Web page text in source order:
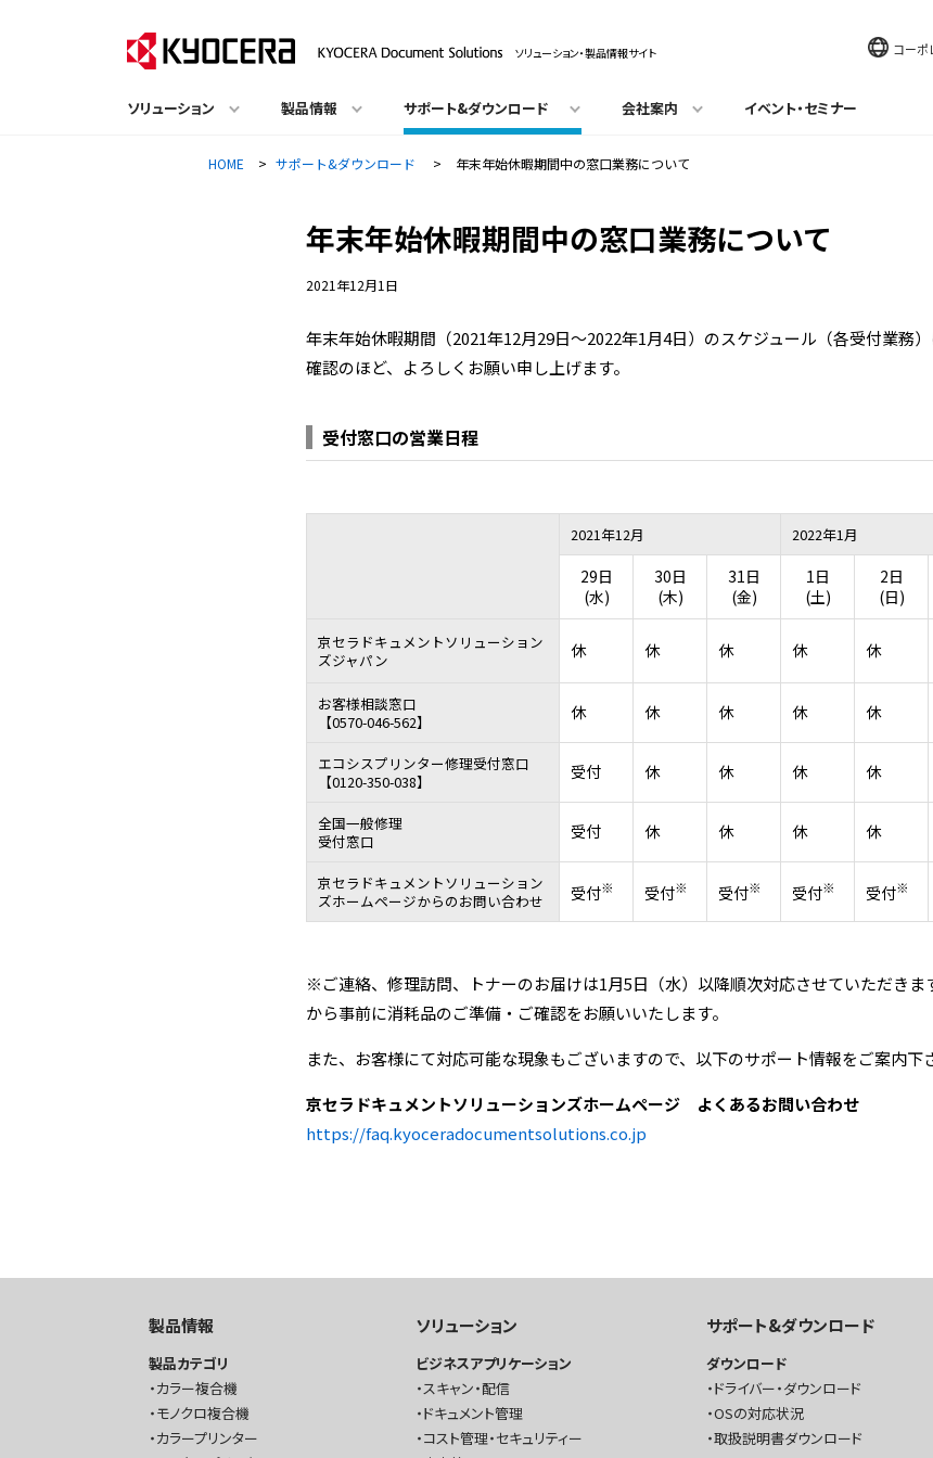
ソリューション・製品情報サイト コーポ
ソリューション 製品情報 サポート&ダウンロード 会社案内 イベント・セミナー
HOME > サポート&ダウンロード > 年末年始休暇期間中の窓口業務について
年末年始休暇期間中の窓口業務について
2021年12月1日
年末年始休暇期間（2021年12月29日～2022年1月4日）のスケジュール（各受付業務
確認のほど、よろしくお願い申し上げます。
受付窓口の営業日程
2021年12月 2022年1月
29日
(水)
30日
(木)
31日
(金)
1日
(土)
2日
(日)
京セラドキュメントソリューション
ズジャパン
休 休 休 休 休
お客様相談窓口
【0570-046-562】
休 休 休 休 休
エコシスプリンター修理受付窓口
【0120-350-038】
受付 休 休 休 休
全国一般修理
受付窓口
受付 休 休 休 休
京セラドキュメントソリューション
ズホームページからのお問い合わせ
受付※ 受付※ 受付※ 受付※ 受付※
※ご連絡、修理訪問、トナーのお届けは1月5日（水）以降順次対応させていただきま
から事前に消耗品のご準備・ご確認をお願いいたします。
また、お客様にて対応可能な現象もございますので、以下のサポート情報をご案内下
京セラドキュメントソリューションズホームページ よくあるお問い合わせ
https://faq.kyoceradocumentsolutions.co.jp
製品情報
製品カテゴリ
カラー複合機
モノクロ複合機
カラープリンター
ソリューション
ビジネスアプリケーション
スキャン・配信
ドキュメント管理
コスト管理・セキュリティー
サポート&ダウンロード
ダウンロード
ドライバー・ダウンロード
OSの対応状況
取扱説明書ダウンロード